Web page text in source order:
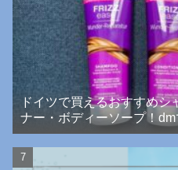
ドイツで買えるおすすめシ
ナー・ボディーソープ！